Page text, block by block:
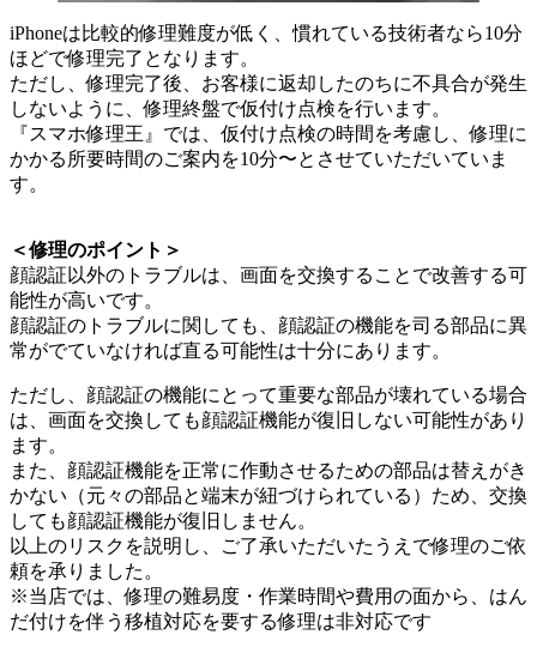
iPhoneは比較的修理難度が低く、慣れている技術者なら10分
ほどで修理完了となります。
ただし、修理完了後、お客様に返却したのちに不具合が発生
しないように、修理終盤で仮付け点検を行います。
『スマホ修理王』では、仮付け点検の時間を考慮し、修理に
かかる所要時間のご案内を10分〜とさせていただいていま
す。
＜修理のポイント＞
顔認証以外のトラブルは、画面を交換することで改善する可
能性が高いです。
顔認証のトラブルに関しても、顔認証の機能を司る部品に異
常がでていなければ直る可能性は十分にあります。
ただし、顔認証の機能にとって重要な部品が壊れている場合
は、画面を交換しても顔認証機能が復旧しない可能性があり
ます。
また、顔認証機能を正常に作動させるための部品は替えがき
かない（元々の部品と端末が紐づけられている）ため、交換
しても顔認証機能が復旧しません。
以上のリスクを説明し、ご了承いただいたうえで修理のご依
頼を承りました。
※当店では、修理の難易度・作業時間や費用の面から、はん
だ付けを伴う移植対応を要する修理は非対応です